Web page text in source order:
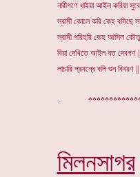
নারীগণে ধাইয়া আইল করিয়া
স্বামী কোলে করি কেহ বসিছে
স্বামী পরিহরি কেহ আসিল
বিয়া দেখিতে আইল যত দেবগণ |
লাচারি প্রবন্ধে বলি শুন বিবরণ
.
মিলনসাগর